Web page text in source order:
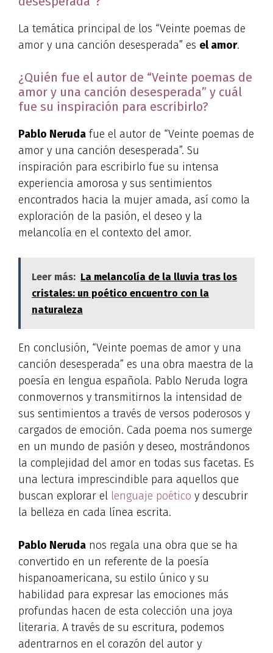
La temática principal de los “Veinte poemas de
amor y una canción desesperada” es el amor.
¿Quién fue el autor de “Veinte poemas de
amor y una canción desesperada” y cuál
fue su inspiración para escribirlo?
Pablo Neruda fue el autor de “Veinte poemas de
amor y una canción desesperada”. Su
inspiración para escribirlo fue su intensa
experiencia amorosa y sus sentimientos
encontrados hacia la mujer amada, así como la
exploración de la pasión, el deseo y la
melancolía en el contexto del amor.
Leer más: La melancolía de la lluvia tras los
cristales: un poético encuentro con la
naturaleza
En conclusión, “Veinte poemas de amor y una
canción desesperada” es una obra maestra de la
poesía en lengua española. Pablo Neruda logra
conmovernos y transmitirnos la intensidad de
sus sentimientos a través de versos poderosos y
cargados de emoción. Cada poema nos sumerge
en un mundo de pasión y deseo, mostrándonos
la complejidad del amor en todas sus facetas. Es
una lectura imprescindible para aquellos que
buscan explorar el lenguaje poético y descubrir
la belleza en cada línea escrita.
Pablo Neruda nos regala una obra que se ha
convertido en un referente de la poesía
hispanoamericana, su estilo único y su
habilidad para expresar las emociones más
profundas hacen de esta colección una joya
literaria. A través de su escritura, podemos
adentrarnos en el corazón del autor y